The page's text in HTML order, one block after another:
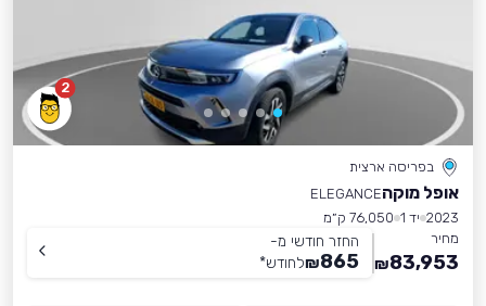
2
בפריסה ארצית
אופל מוקהELEGANCE
2023 יד 1
76,050 ק״מ
מחיר
83,953
₪
החזר חודשי מ-
865
₪לחודש*